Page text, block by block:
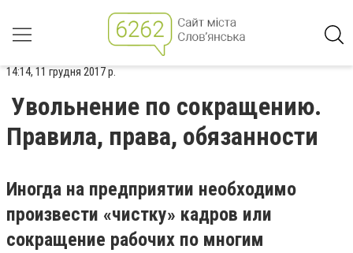
14:14, 11 грудня 2017 р.
Увольнение по сокращению.
Правила, права, обязанности
Иногда на предприятии необходимо
произвести «чистку» кадров или
сокращение рабочих по многим